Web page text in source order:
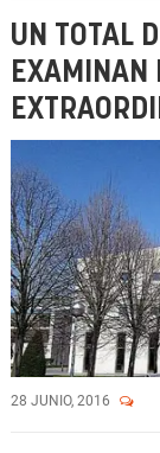
UN TOTAL
EXAMINAN
28 JUNIO, 2016